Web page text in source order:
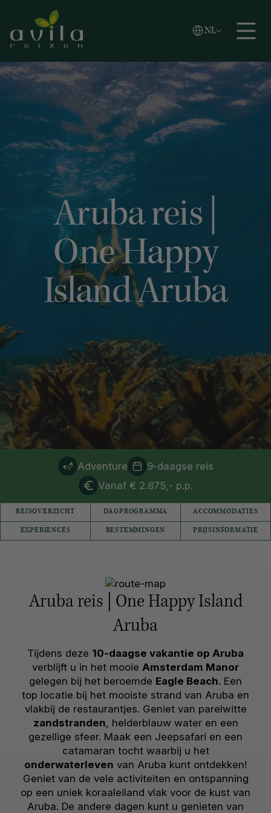
Zoeken
NL
Vlaams
English
Aruba reis |
One Happy
Island Aruba
Adventure
9-daagse reis
Vanaf € 2.875,- p.p.
REISOVERZICHT DAGPROGRAMMA ACCOMMODATIES
EXPERIENCES BESTEMMINGEN PRIJSINFORMATIE
Aruba reis | One Happy Island
Aruba
Tijdens deze 10-daagse vakantie op Aruba
verblijft u in het mooie Amsterdam Manor
gelegen bij het beroemde Eagle Beach. Een
top locatie bij het mooiste strand van Aruba en
vlakbij de restaurantjes. Geniet van parelwitte
zandstranden, helderblauw water en een
gezellige sfeer. Maak een Jeepsafari en een
catamaran tocht waarbij u het
onderwaterleven van Aruba kunt ontdekken!
Geniet van de vele activiteiten en ontspanning
op een uniek koraaleiland vlak voor de kust van
Aruba. De andere dagen kunt u genieten van